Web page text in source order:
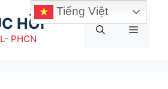
HỒI
PHCN
Menu
Tiếng Việt